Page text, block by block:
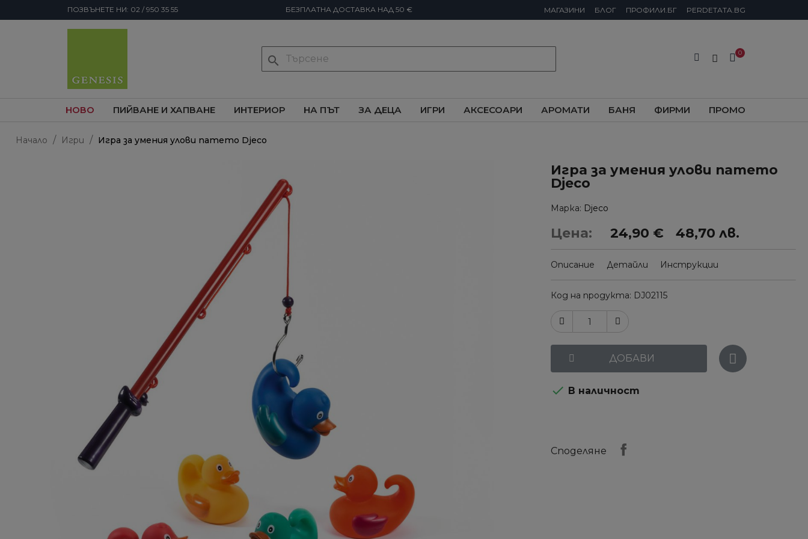
ПОЗВЪНЕТЕ НИ: 02 / 950 35 55 БЕЗПЛАТНА ДОСТАВКА НАД 50 € МАГАЗИНИ БЛОГ ПРОФИЛИ.БГ PERDETATA.BG
search
НОВО ПИЙВАНЕ И ХАПВАНЕ ИНТЕРИОР НА ПЪТ ЗА ДЕЦА ИГРИ АКСЕСОАРИ АРОМАТИ БАНЯ ФИРМИ ПРОМО
Начало Игри Игра за умения улови патето Djeco
Игра за умения улови патето
Djeco
Марка Djeco
Цена: 24,90 € 48,70 лв.
Описание Детайли Инструкции
Код на продукта DJ02115
ДОБАВИ
 В наличност
Споделяне